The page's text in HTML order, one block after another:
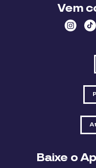
Vem
Baixe o